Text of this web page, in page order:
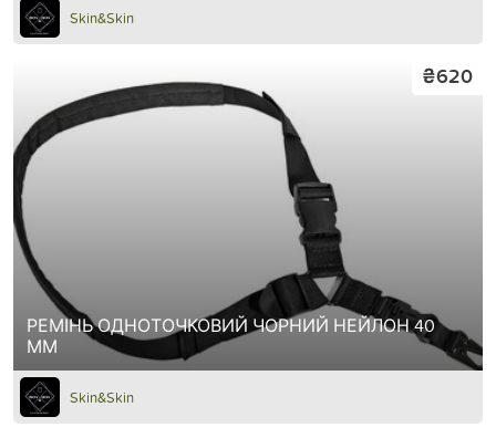
Skin&Skin
РЕМІНЬ ОДНОТОЧКОВИЙ ЧОРНИЙ НЕЙЛОН 40
ММ
₴620
Skin&Skin